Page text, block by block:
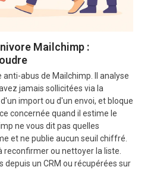
Mailchimp :
abus de Mailchimp. Il analyse
jamais sollicitées via la
import ou d'un envoi, et bloque
concernée quand il estime le
ne vous dit pas quelles
et ne publie aucun seuil chiffré.
reconfirmer ou nettoyer la liste.
depuis un CRM ou récupérées sur